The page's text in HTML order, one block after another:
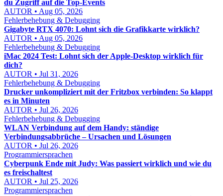
du Zugriff auf die Top-Events
AUTOR • Aug 05, 2026
Fehlerbehebung & Debugging
Gigabyte RTX 4070: Lohnt sich die Grafikkarte wirklich?
AUTOR • Aug 05, 2026
Fehlerbehebung & Debugging
iMac 2024 Test: Lohnt sich der Apple-Desktop wirklich für
dich?
AUTOR • Jul 31, 2026
Fehlerbehebung & Debugging
Drucker unkompliziert mit der Fritzbox verbinden: So klappt
es in Minuten
AUTOR • Jul 26, 2026
Fehlerbehebung & Debugging
WLAN Verbindung auf dem Handy: ständige
Verbindungsabbrüche – Ursachen und Lösungen
AUTOR • Jul 26, 2026
Programmiersprachen
Cyberpunk Ende mit Judy: Was passiert wirklich und wie du
es freischaltest
AUTOR • Jul 25, 2026
Programmiersprachen